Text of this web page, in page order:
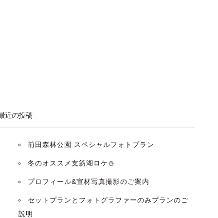
近の投稿
前田森林公園 スペシャルフォトプラン
冬のオススメ支笏湖ロケ⛄️
プロフィール&宣材写真撮影のご案内
セットプランとフォトグラファーのみプランのご
説明